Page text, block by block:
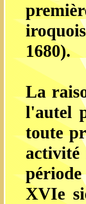
1680).
La
l'autel
toute
activité
XVIe